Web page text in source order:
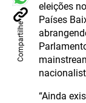
Compartilhe
eleições
Países
“Ainda